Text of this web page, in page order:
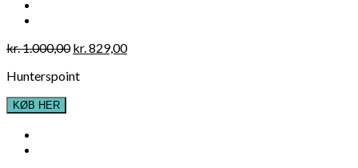
kr.1.000,00 Original
was:
kr.829,00Current
Hunterspoint
KØB HER